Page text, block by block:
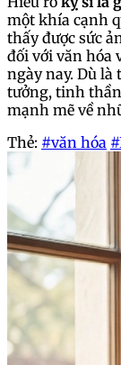
một khía cạnh
thấy được sức
đối với văn hóa
ngày nay. Dù
tưởng, tinh
mạnh mẽ về
Thẻ: #văn hóa